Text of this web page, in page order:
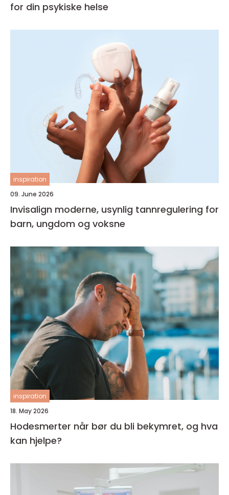
for din psykiske helse
inspiration
09. June 2026
Invisalign moderne, usynlig tannregulering for
barn, ungdom og voksne
inspiration
18. May 2026
Hodesmerter når bør du bli bekymret, og hva
kan hjelpe?